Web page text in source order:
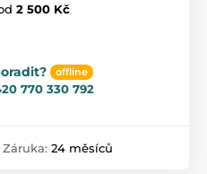
2 500 Kč
offline
770 330 792
Záruka: 24 měsíců